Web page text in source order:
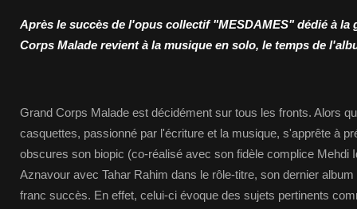
Après le succès de l'opus collectif "MESDAMES" dédié à la
Corps Malade revient à la musique en solo, le temps de
Grand Corps Malade est décidément sur tous les fronts. Alors
casquettes, passionné par l'écriture et la musique, s'apprête à
obscures son biopic (co-réalisé avec son fidèle complice Mehdi
Aznavour avec Tahar Rahim dans le rôle-titre, son dernier
franc succès. En effet, celui-ci évoque des sujets pertinents